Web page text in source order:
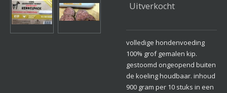
Uitverkocht
volledige hondenvoeding
100% grof gemalen kip.
gestoomd ongeopend buiten
de koeling houdbaar. inhoud
900 gram per 10 stuks in een